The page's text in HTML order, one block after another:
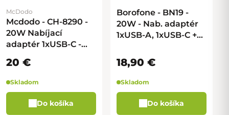
McDodo
Mcdodo - CH-8290 -
20W Nabíjací
adaptér 1xUSB-C -
20 €
Skladom
Do košíka
Borofone - BN19 -
20W - Nab. adaptér
1xUSB-A, 1xUSB-C +
Lightning - biela
18,90 €
Skladom
Do košíka